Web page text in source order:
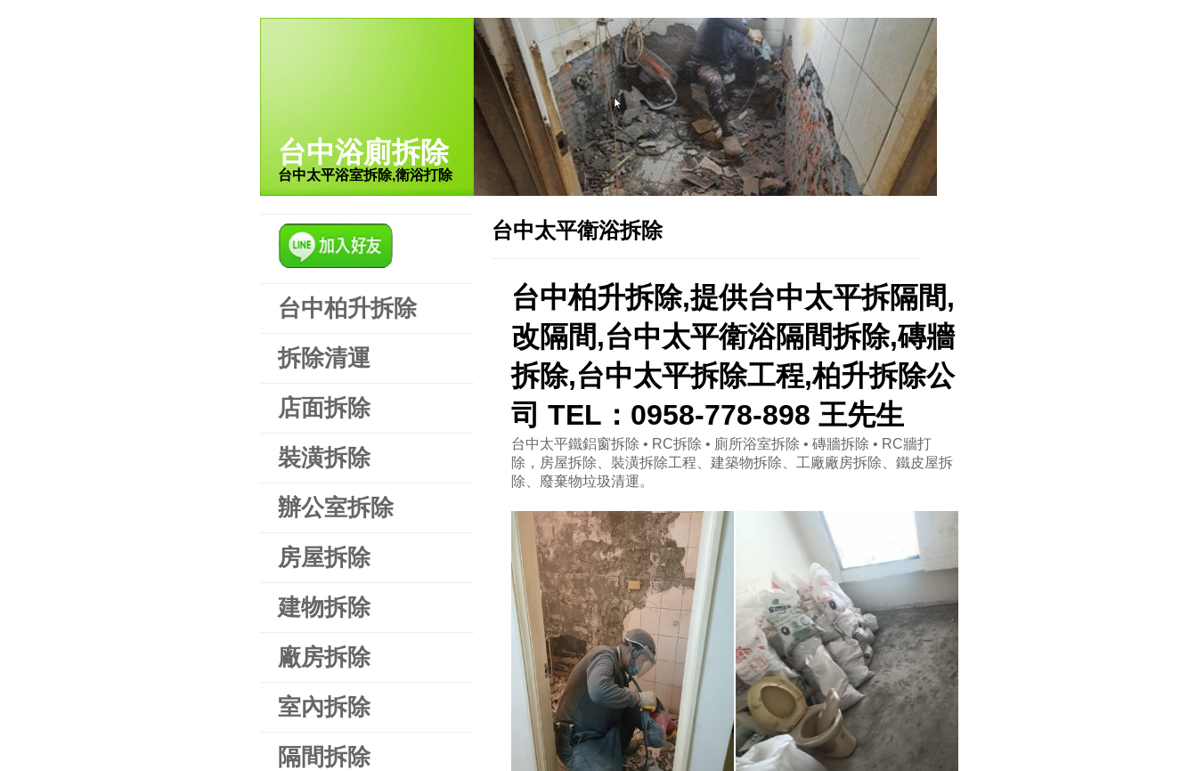
台中浴廁拆除
台中太平浴室拆除,衛浴打除
台中柏升拆除
拆除清運
店面拆除
裝潢拆除
辦公室拆除
房屋拆除
建物拆除
廠房拆除
室內拆除
隔間拆除
台中太平衛浴拆除
台中柏升拆除,提供台中太平拆隔間,
改隔間,台中太平衛浴隔間拆除,磚牆
拆除,台中太平拆除工程,柏升拆除公
司 TEL：0958-778-898 王先生
台中太平鐵鋁窗拆除 • RC拆除 • 廁所浴室拆除 • 磚牆拆除 • RC牆打
除，房屋拆除、裝潢拆除工程、建築物拆除、工廠廠房拆除、鐵皮屋拆
除、廢棄物垃圾清運。